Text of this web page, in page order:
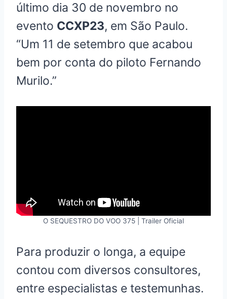
último dia 30 de novembro no
evento CCXP23, em São Paulo.
“Um 11 de setembro que acabou
bem por conta do piloto Fernando
Murilo.”
O SEQUESTRO DO VOO 375 | Trailer Oficial
Para produzir o longa, a equipe
contou com diversos consultores,
entre especialistas e testemunhas.